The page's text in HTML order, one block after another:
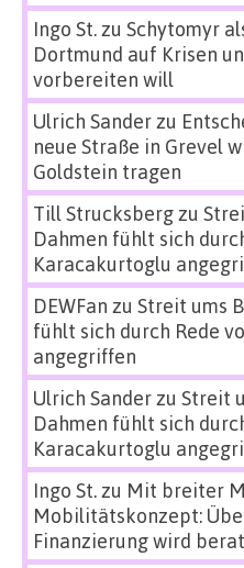
Ingo St.zu Schytomyr
Dortmund auf Krisen
vorbereiten will
Ulrich Sanderzu
neue Straße in Grevel
Goldstein tragen
Till Strucksbergzu
Dahmen fühlt sich
Karacakurtoglu
DEWFan zu Streit ums
fühlt sich durch Rede
angegriffen
Ulrich Sanderzu Streit
Dahmen fühlt sich
Karacakurtoglu
Ingo St.zu Mit breiter
Mobilitätskonzept:
Finanzierung wird